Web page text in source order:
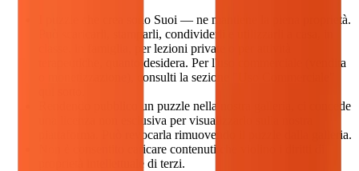
I puzzle che crea sono Suoi — ne mantiene la piena proprietà.
Può scaricarli, stamparli, condividerli e utilizzarli a casa, in
classe, in famiglia, per lezioni private o per attività
terapeutiche, quanto desidera. Per l'uso commerciale (vendita
o monetizzazione), consulti la sezione "Uso Commerciale"
Rendendo pubblico un puzzle nella nostra galleria, ci concede
una licenza non esclusiva per visualizzarlo sulla nostra
piattaforma. Può revocarla rimuovendo il puzzle dalla galleria.
Non è consentito caricare contenuti che violino i diritti di
proprietà intellettuale di terzi.